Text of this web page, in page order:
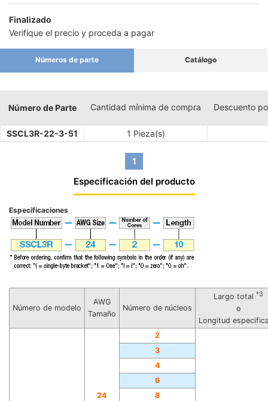
Finalizado
Verifique el precio y proceda a pagar
Números de parte Catálogo
Número de Parte Cantidad mínima de compra Descuento
SSCL3R-22-3-51 1 Pieza(s)
1
Especificación del producto
Especificaciones
Número de modelo
AWG
Tamaño
Número de núcleos
Largo total *3
o
Longitud
24
2
3
4
6
8